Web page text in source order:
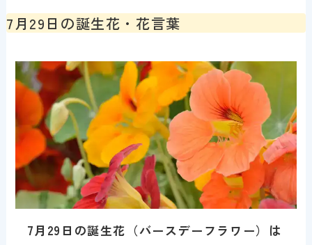
7月29日の誕生花・花言葉
7月29日 の誕生花（バースデーフラワー）は